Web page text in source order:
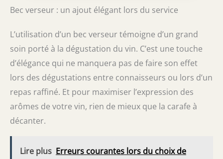
Bec verseur : un ajout élégant lors du service
L’utilisation d’un bec verseur témoigne d’un grand
soin porté à la dégustation du vin. C’est une touche
d’élégance qui ne manquera pas de faire son effet
lors des dégustations entre connaisseurs ou lors d’un
repas raffiné. Et pour maximiser l’expression des
arômes de votre vin, rien de mieux que la carafe à
décanter.
Lire plus Erreurs courantes lors du choix de